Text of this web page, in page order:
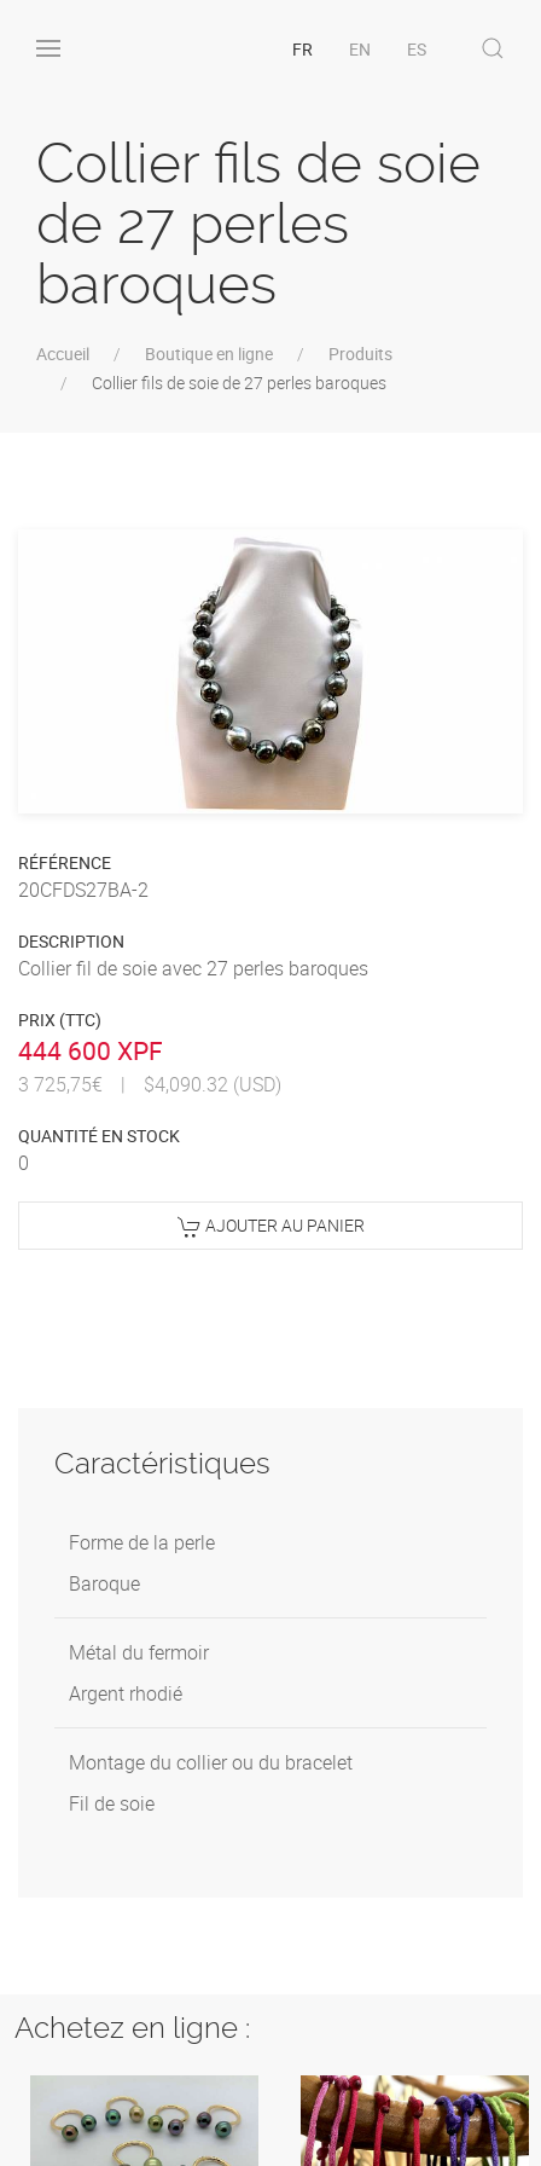
FR EN ES
Collier fils de soie
de 27 perles
baroques
Accueil Boutique en ligne
Produits
Collier fils de soie de 27 perles baroques
RÉFÉRENCE
20CFDS27BA-2
DESCRIPTION
Collier fil de soie avec 27 perles baroques
PRIX (TTC)
444 600 XPF
3 725,75€ | $4,090.32 (USD)
QUANTITÉ EN STOCK
0
AJOUTER AU PANIER
Caractéristiques
Forme de la perle
Baroque
Métal du fermoir
Argent rhodié
Montage du collier ou du bracelet
Fil de soie
Achetez en ligne :